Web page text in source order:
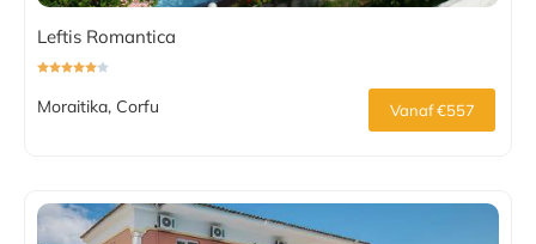
Leftis Romantica
Moraitika, Corfu Vanaf €557